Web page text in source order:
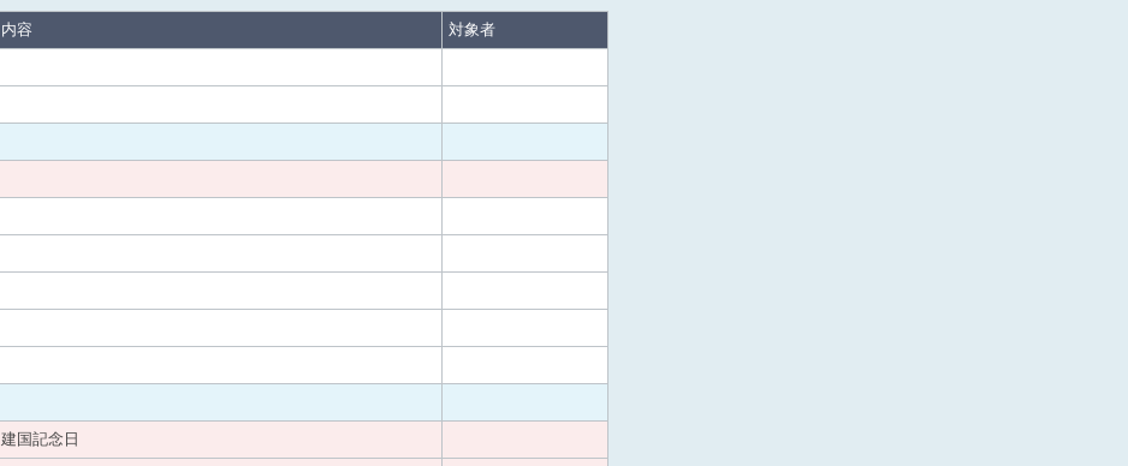
内容 対象者
建国記念日